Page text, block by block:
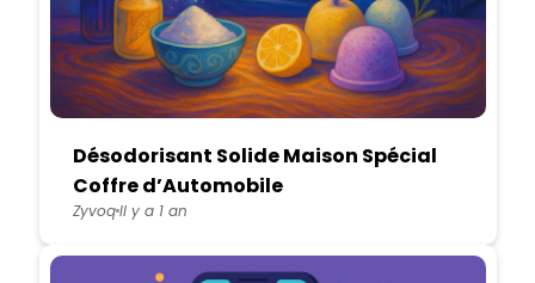
Désodorisant Solide Maison Spécial
Coffre d’Automobile
ZyvoqIl y a 1 an